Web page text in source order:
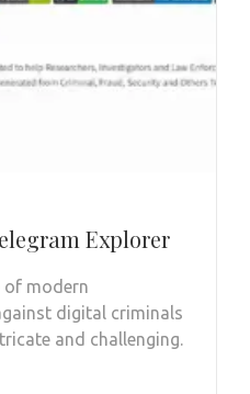
Explorer
of modern
digital criminals
and challenging.